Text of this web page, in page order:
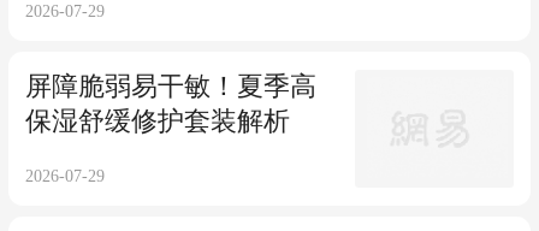
2026-07-29
屏障脆弱易干敏！夏季高
保湿舒缓修护套装解析
2026-07-29